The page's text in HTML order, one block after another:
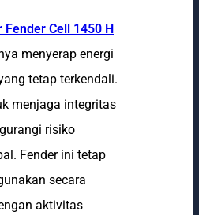
Fender Cell 1450 H
menyerap energi
tetap terkendali.
menjaga integritas
risiko
Fender ini tetap
secara
aktivitas